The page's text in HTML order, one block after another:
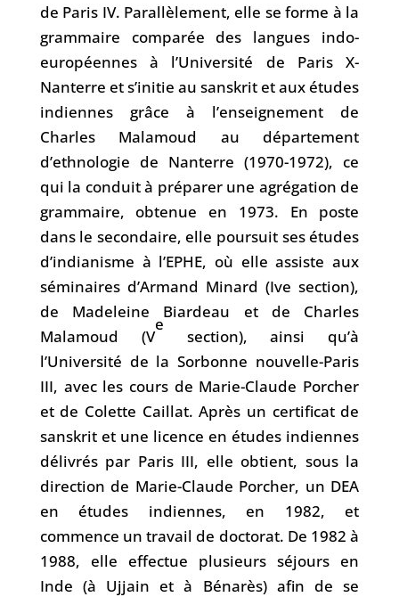
de Paris IV. Parallèlement, elle se forme à la
grammaire comparée des langues indo-
européennes à l’Université de Paris X-
Nanterre et s’initie au sanskrit et aux études
indiennes grâce à l’enseignement de
Charles Malamoud au département
d’ethnologie de Nanterre (1970-1972), ce
qui la conduit à préparer une agrégation de
grammaire, obtenue en 1973. En poste
dans le secondaire, elle poursuit ses études
d’indianisme à l’EPHE, où elle assiste aux
séminaires d’Armand Minard (Ive section),
de Madeleine Biardeau et de Charles
Malamoud (V
e
section), ainsi qu’à
l’Université de la Sorbonne nouvelle-Paris
III, avec les cours de Marie-Claude Porcher
et de Colette Caillat. Après un certificat de
sanskrit et une licence en études indiennes
délivrés par Paris III, elle obtient, sous la
direction de Marie-Claude Porcher, un DEA
en études indiennes, en 1982, et
commence un travail de doctorat. De 1982 à
1988, elle effectue plusieurs séjours en
Inde (à Ujjain et à Bénarès) afin de se